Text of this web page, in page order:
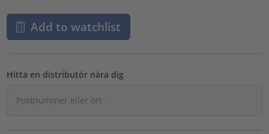
Add to watchlist
Hitta en distributör nära dig